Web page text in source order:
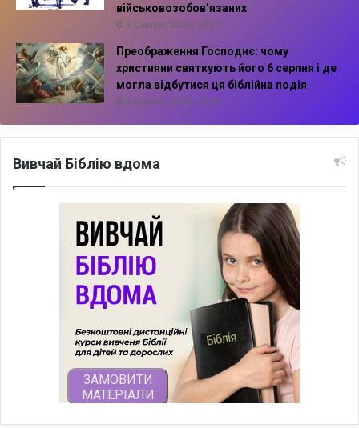
військовозобов’язаних
6 Серпня, 2026, 13:57
Преображення Господнє: чому
християни святкують його 6 серпня і де
могла відбутися ця біблійна подія
6 Серпня, 2026, 13:42
Вивчай Біблію вдома